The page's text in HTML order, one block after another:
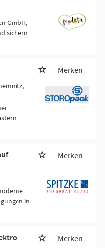
GmbH,
sichern
Merken
Merken
in
Merken